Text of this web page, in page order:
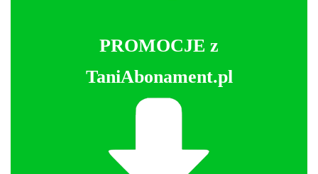
PROMOCJE z
TaniAbonament.pl